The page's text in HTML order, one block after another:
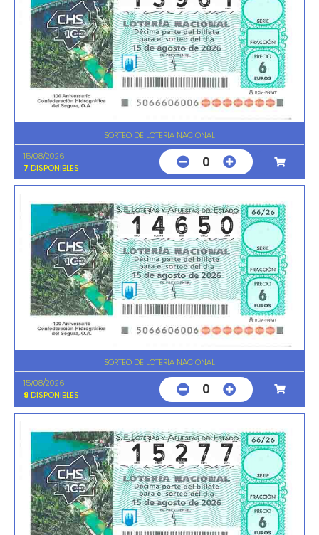
SORTEO DE LOTERIA NACIONAL
15/08/2026
7 DISPONIBLES 0
SORTEO DE LOTERIA NACIONAL
15/08/2026
9 DISPONIBLES 0